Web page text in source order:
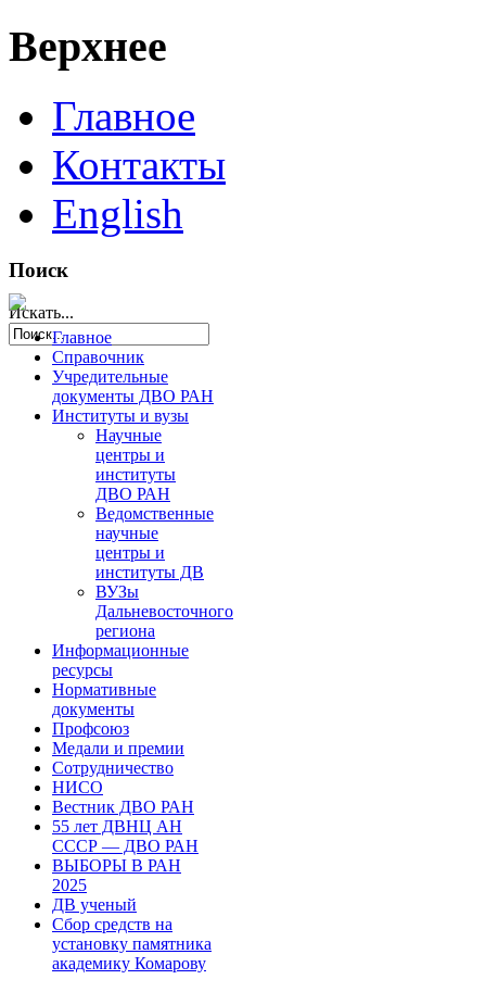
Верхнее
Главное
Контакты
English
Поиск
Искать...
Главное
Справочник
Учредительные
документы ДВО РАН
Институты и вузы
Научные
центры и
институты
ДВО РАН
Ведомственные
научные
центры и
институты ДВ
ВУЗы
Дальневосточного
региона
Информационные
ресурсы
Нормативные
документы
Профсоюз
Медали и премии
Сотрудничество
НИСО
Вестник ДВО РАН
55 лет ДВНЦ АН
СССР — ДВО РАН
ВЫБОРЫ В РАН
2025
ДВ ученый
Сбор средств на
установку памятника
академику Комарову